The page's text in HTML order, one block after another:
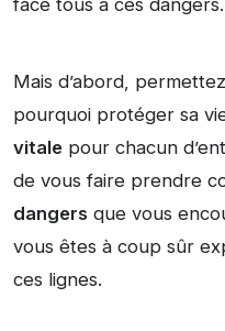
face tous à ces
Mais d’abord,
pourquoi protéger sa
vitale pour chacun
de vous faire prendre
dangers que vous
vous êtes à coup sûr
ces lignes.